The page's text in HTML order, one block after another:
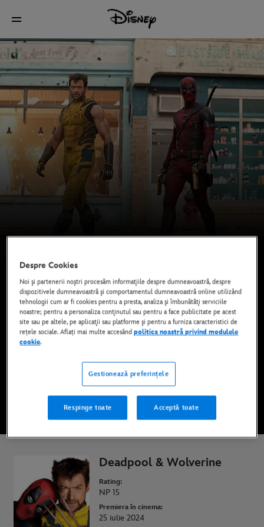
Disponibil pe Disney+
URMĂREȘTE RECLAMA
* Se aplică termeni și condiții
Deadpool & Wolverine
Rating:
NP 15
Premiera în cinema:
25 iulie 2024
Despre Cookies
Noi şi partenerii noştri procesăm informaţiile despre dumneavoastră, despre
dispozitivele dumneavoastră şi comportamentul dumneavoastră online utilizând
tehnologii cum ar fi cookies pentru a presta, analiza şi îmbunătăţi serviciile
noastre; pentru a personaliza conţinutul sau pentru a face publicitate pe acest
site sau pe altele, pe aplicaţii sau platforme şi pentru a furniza caracteristici de
rețele sociale. Aflați mai multe accesândpolitica noastră privind modulele
cookie.
Gestionează preferințele
Respinge toate Acceptă toate